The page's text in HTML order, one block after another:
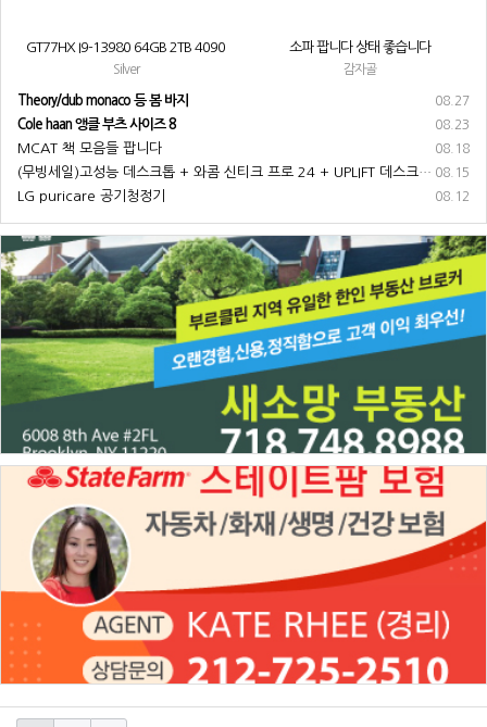
GT77HX I9-13980 64GB 2TB 4090
Silver
소파 팝니다 상태 좋습니다
감자골
08.27
Theory/club monaco 등 봄 바지
08.23
Cole haan 앵클 부츠 사이즈 8
08.18
MCAT 책 모음들 팝니다
08.15
(무빙세일)고성능 데스크톱 + 와콤 신티크 프로 24 + UPLIFT 데스크 + 기타 부속품 전부 팝니다
08.12
LG puricare 공기청정기